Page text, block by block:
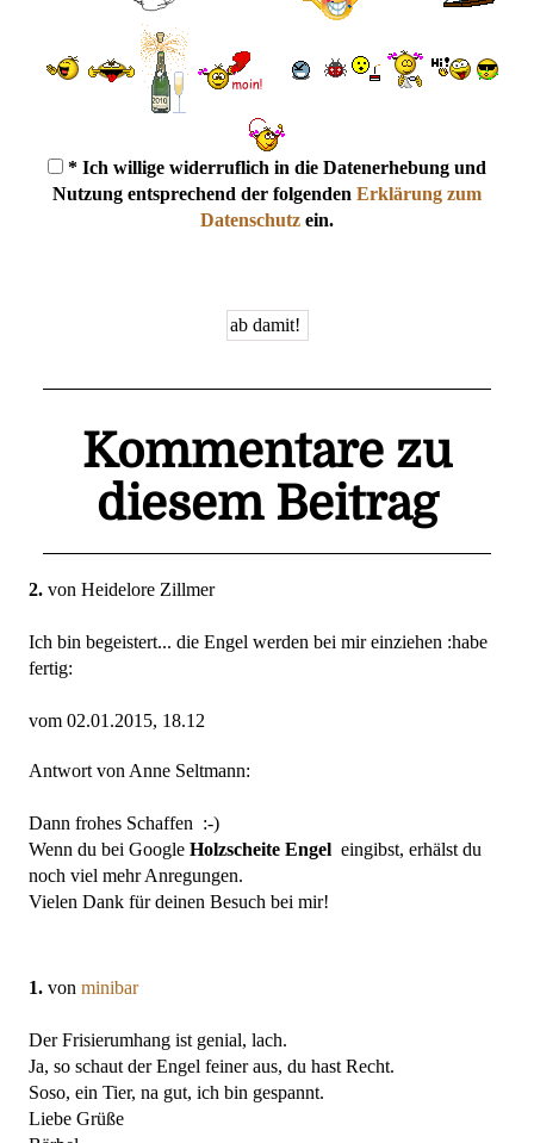
* Ich willige widerruflich in die Datenerhebung und
Nutzung entsprechend der folgenden Erklärung zum
Datenschutz ein.
Kommentare zu
diesem Beitrag
2. von Heidelore Zillmer
Ich bin begeistert... die Engel werden bei mir einziehen :habe
fertig:
vom 02.01.2015, 18.12
Antwort von Anne Seltmann:
Dann frohes Schaffen :-)
Wenn du bei Google Holzscheite Engel eingibst, erhälst du
noch viel mehr Anregungen.
Vielen Dank für deinen Besuch bei mir!
1. von minibar
Der Frisierumhang ist genial, lach.
Ja, so schaut der Engel feiner aus, du hast Recht.
Soso, ein Tier, na gut, ich bin gespannt.
Liebe Grüße